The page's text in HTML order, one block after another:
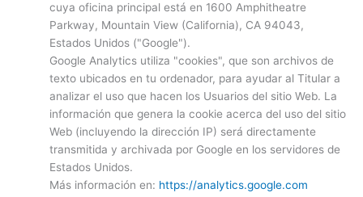
cuya oficina principal está en 1600 Amphitheatre
Parkway, Mountain View (California), CA 94043,
Estados Unidos ("Google").
Google Analytics utiliza "cookies", que son archivos de
texto ubicados en tu ordenador, para ayudar al Titular a
analizar el uso que hacen los Usuarios del sitio Web. La
información que genera la cookie acerca del uso del sitio
Web (incluyendo la dirección IP) será directamente
transmitida y archivada por Google en los servidores de
Estados Unidos.
Más información en: https://analytics.google.com